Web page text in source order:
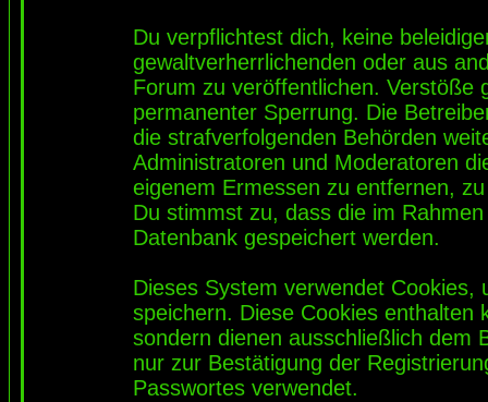
Du verpflichtest dich, keine
gewaltverherrlichenden oder aus
Forum zu veröffentlichen. Verstöße
permanenter Sperrung. Die
die strafverfolgenden Behörden
Administratoren und Moderatoren
eigenem Ermessen zu entfernen,
Du stimmst zu, dass die im
Datenbank gespeichert werden.
Dieses System verwendet
speichern. Diese Cookies enthalten
sondern dienen ausschließlich dem
nur zur Bestätigung der
Passwortes verwendet.